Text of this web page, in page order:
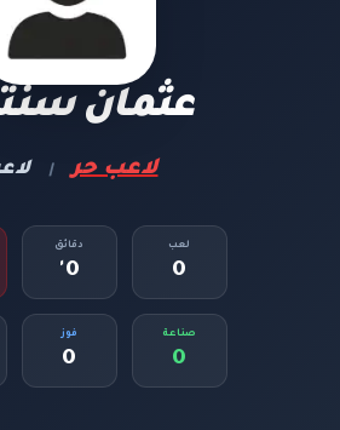
عثمان
لاعب حر |
لعب
0
دقائق
0'
صناعة
0
فوز
0